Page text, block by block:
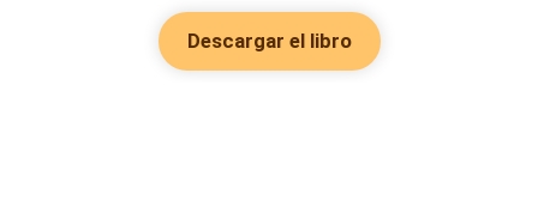
Descargar el libro